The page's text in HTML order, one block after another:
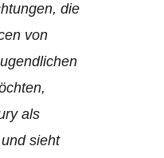
die
von
als
sieht